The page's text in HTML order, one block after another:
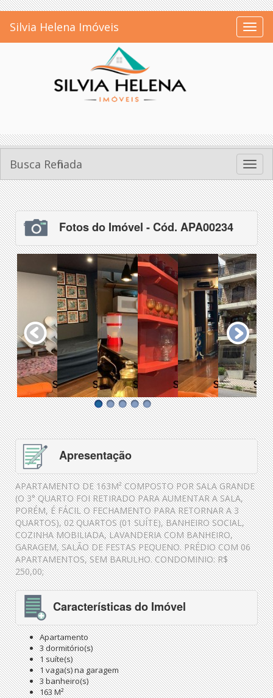
Toggle
Silvia Helena Imóveis
Toggle
Busca Refinada
Fotos do Imóvel - Cód. APA00234
Apresentação
APARTAMENTO DE 163M² COMPOSTO POR SALA GRANDE
(O 3° QUARTO FOI RETIRADO PARA AUMENTAR A SALA,
PORÉM, É FÁCIL O FECHAMENTO PARA RETORNAR A 3
QUARTOS), 02 QUARTOS (01 SUÍTE), BANHEIRO SOCIAL,
COZINHA MOBILIADA, LAVANDERIA COM BANHEIRO,
GARAGEM, SALÃO DE FESTAS PEQUENO. PRÉDIO COM 06
APARTAMENTOS, SEM BARULHO. CONDOMINIO: R$
250,00;
Características do Imóvel
Apartamento
3 dormitório(s)
1 suíte(s)
1 vaga(s) na garagem
3 banheiro(s)
163 M²